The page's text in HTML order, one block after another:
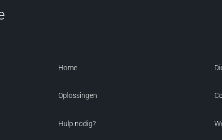
Home
Oplossingen
Hulp nodig?